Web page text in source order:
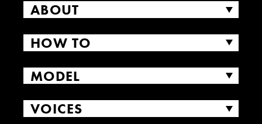
ABOUT
HOW TO
MODEL
VOICES